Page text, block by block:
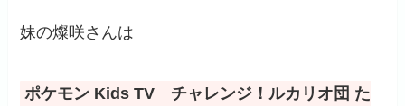
妹の燦咲さんは
ポケモン Kids TV チャレンジ！ルカリオ団 た